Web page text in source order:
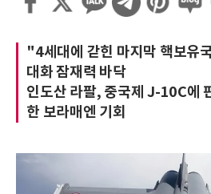
"4세대에 갇힌 마지막 핵보유
대화 잠재력 바닥
인도산 라팔, 중국제 J-10C에
한 보라매엔 기회